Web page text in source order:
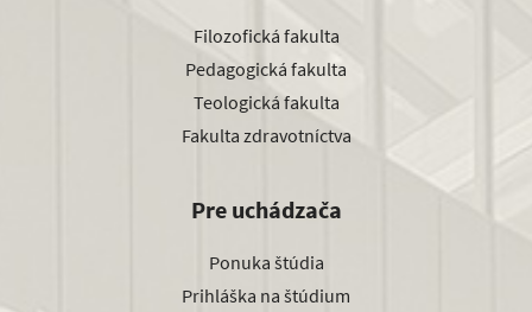
Filozofická fakulta
Pedagogická fakulta
Teologická fakulta
Fakulta zdravotníctva
Pre uchádzača
Ponuka štúdia
Prihláška na štúdium